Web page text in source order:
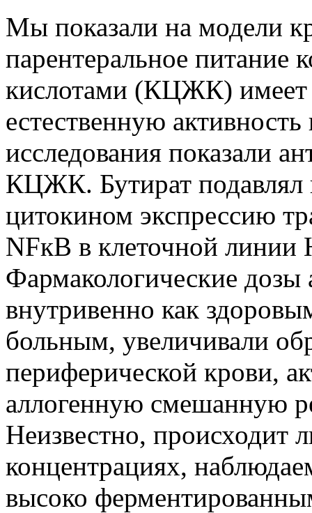
Мы показали на модели
парентеральное
кислотами (КЦЖК) имеет
естественную
исследования показали
КЦЖК. Бутират подавлял
цитокином экспрессию
NFкВ в клеточной
Фармакологические дозы
внутривенно как
больным, увеличивали
периферической крови,
аллогенную смешанную
Неизвестно, происходит
концентрациях,
высоко